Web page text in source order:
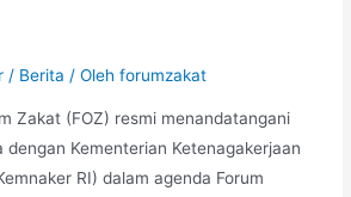
/ Berita / Olehforumzakat
Zakat (FOZ) resmi menandatangani
dengan Kementerian Ketenagakerjaan
RI) dalam agenda Forum